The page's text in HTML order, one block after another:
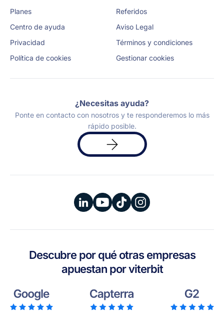
Planes
Referidos
Centro de ayuda
Aviso Legal
Privacidad
Términos y condiciones
Política de cookies
Gestionar cookies
¿Necesitas ayuda?
Ponte en contacto con nosotros y te responderemos lo más
rápido posible.
Solicita
una
demo
Descubre por qué otras empresas
apuestan por viterbit